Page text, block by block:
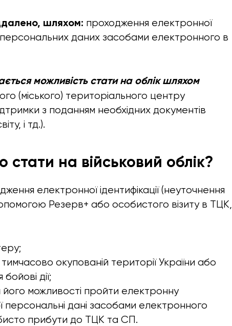
шляхом: проходження електронної
персональних даних засобами електронного в
можливість стати на облік шляхом
(міського) територіального центру
з поданням необхідних документів
і тд.).
на військовий облік?
електронної ідентифікації (неуточнення
Резерв+ або особистого візиту в ТЦК,
окупованій території України або
дії;
можливості пройти електронну
персональні дані засобами електронного
прибути до ТЦК та СП.